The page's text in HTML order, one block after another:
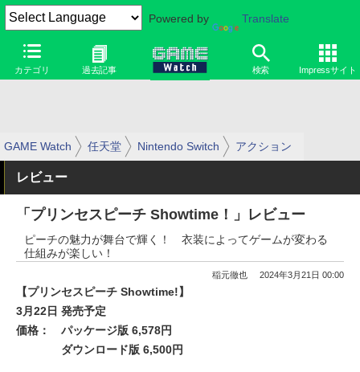
Powered by Translate
カテゴリ 過去記事 検索 Impressサイト
GAME Watch 任天堂 Nintendo Switch アクション
レビュー
「プリンセスピーチ Showtime！」レビュー
ピーチの魅力が舞台で輝く！ 衣装によってゲームが変わる
仕組みが楽しい！
稲元徹也 2024年3月21日 00:00
【プリンセスピーチ Showtime!】
3月22日 発売予定
価格：
パッケージ版 6,578円
ダウンロード版 6,500円